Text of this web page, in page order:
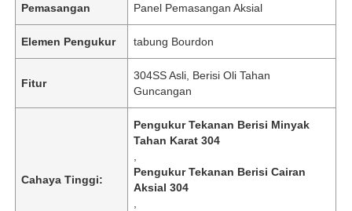
Pemasangan Panel Pemasangan Aksial
Elemen Pengukur tabung Bourdon
Fitur
304SS Asli, Berisi Oli Tahan
Guncangan
Cahaya Tinggi:
Pengukur Tekanan Berisi Minyak
Tahan Karat 304
Pengukur Tekanan Berisi Cairan
Aksial 304